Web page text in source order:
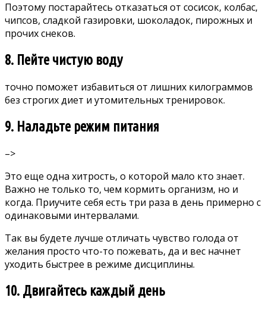
Поэтому постарайтесь отказаться от сосисок, колбас,
чипсов, сладкой газировки, шоколадок, пирожных и
прочих снеков.
8. Пейте чистую воду
точно поможет избавиться от лишних килограммов
без строгих диет и утомительных тренировок.
9. Наладьте режим питания
–>
Это еще одна хитрость, о которой мало кто знает.
Важно не только то, чем кормить организм, но и
когда. Приучите себя есть три раза в день примерно с
одинаковыми интервалами.
Так вы будете лучше отличать чувство голода от
желания просто что-то пожевать, да и вес начнет
уходить быстрее в режиме дисциплины.
10. Двигайтесь каждый день